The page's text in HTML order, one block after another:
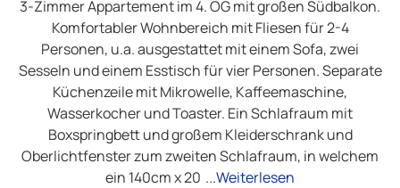
3-Zimmer Appartement im 4. OG mit großen Südbalkon.
Komfortabler Wohnbereich mit Fliesen für 2-4
Personen, u.a. ausgestattet mit einem Sofa, zwei
Sesseln und einem Esstisch für vier Personen. Separate
Küchenzeile mit Mikrowelle, Kaffeemaschine,
Wasserkocher und Toaster. Ein Schlafraum mit
Boxspringbett und großem Kleiderschrank und
Oberlichtfenster zum zweiten Schlafraum, in welchem
ein 140cm x 20 ...Weiterlesen